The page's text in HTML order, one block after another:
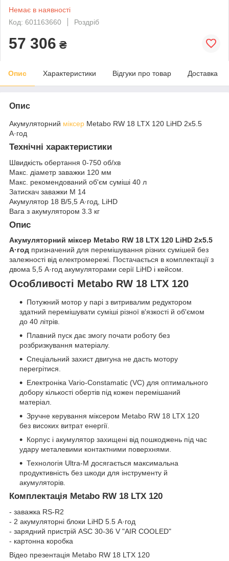
Немає в наявності
Код: 601163660
Роздріб
57 306 ₴
Опис Характеристики Відгуки про товар Доставка
Опис
Акумуляторний міксер Metabo RW 18 LTX 120 LiHD 2x5.5
А·год
Технічні характеристики
Швидкість обертання 0-750 об/хв
Макс. діаметр заважки 120 мм
Макс. рекомендований об'єм суміші 40 л
Затискач заважки M 14
Акумулятор 18 В/5,5 А·год, LiHD
Вага з акумулятором 3.3 кг
Опис
Акумуляторний міксер Metabo RW 18 LTX 120 LiHD 2x5.5
А·год призначений для перемішування різних сумішей без
залежності від електромережі. Постачається в комплектації з
двома 5,5 А·год акумуляторами серії LiHD і кейсом.
Особливості Metabo RW 18 LTX 120
Потужний мотор у парі з витривалим редуктором
здатний перемішувати суміші різної в'язкості й об'ємом
до 40 літрів.
Плавний пуск дає змогу почати роботу без
розбризкування матеріалу.
Спеціальний захист двигуна не дасть мотору
перегрітися.
Електроніка Vario-Constamatic (VC) для оптимального
добору кількості обертів під кожен перемішаний
матеріал.
Зручне керування міксером Metabo RW 18 LTX 120
без високих витрат енергії.
Корпус і акумулятор захищені від пошкоджень під час
удару металевими контактними поверхнями.
Технологія Ultra-M досягається максимальна
продуктивність без шкоди для інструменту й
акумуляторів.
Комплектація Metabo RW 18 LTX 120
- заважка RS-R2
- 2 акумуляторні блоки LiHD 5.5 А·год
- зарядний пристрій ASC 30-36 V "AIR COOLED"
- картонна коробка
Відео презентація Metabo RW 18 LTX 120